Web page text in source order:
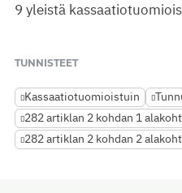
9 yleistä
TUNNISTEET
Kassaatiotuomioistuin
282 artiklan 2 kohdan 1
282 artiklan 2 kohdan 2